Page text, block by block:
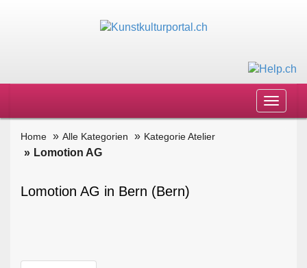
Toggle
Home Alle Kategorien Kategorie Atelier
Lomotion AG
Lomotion AG in Bern (Bern)